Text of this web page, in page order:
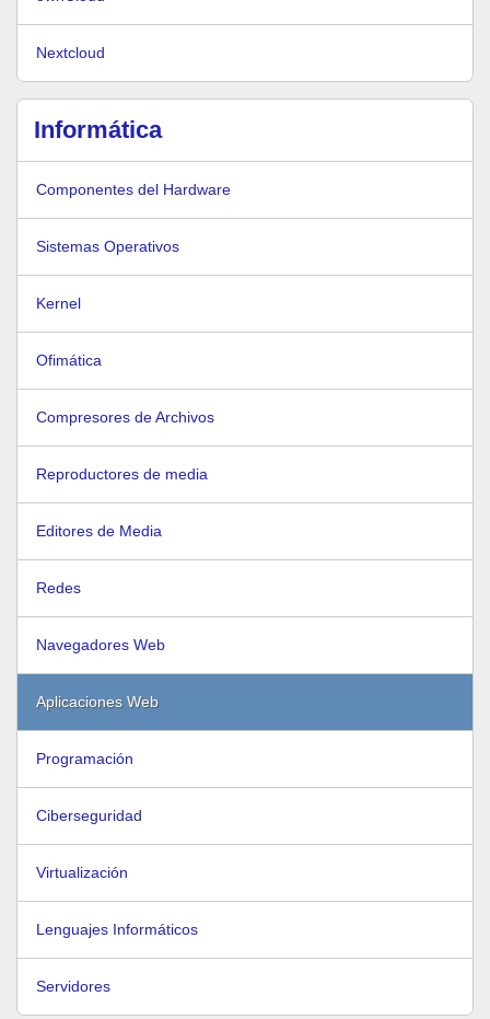
Nextcloud
Informática
Componentes del Hardware
Sistemas Operativos
Kernel
Ofimática
Compresores de Archivos
Reproductores de media
Editores de Media
Redes
Navegadores Web
Aplicaciones Web
Programación
Ciberseguridad
Virtualización
Lenguajes Informáticos
Servidores